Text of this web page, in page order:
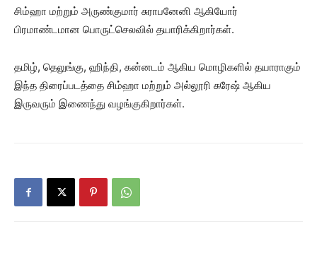
சிம்ஹா மற்றும் அருண்குமார் சுராபனேனி ஆகியோர்
பிரமாண்டமான பொருட்செலவில் தயாரிக்கிறார்கள்.
தமிழ், தெலுங்கு, ஹிந்தி, கன்னடம் ஆகிய மொழிகளில் தயாராகும்
இந்த திரைப்படத்தை சிம்ஹா மற்றும் அல்லூரி சுரேஷ் ஆகிய
இருவரும் இணைந்து வழங்குகிறார்கள்.